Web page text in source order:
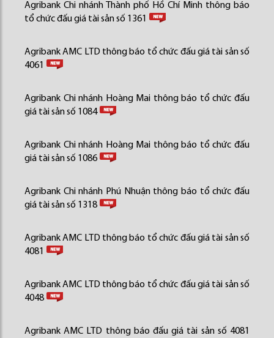
Agribank Chi nhánh Thành phố Hồ Chí Minh thông báo
tổ chức đấu giá tài sản số 1361
Agribank AMC LTD thông báo tổ chức đấu giá tài sản số
4061
Agribank Chi nhánh Hoàng Mai thông báo tổ chức đấu
giá tài sản số 1084
Agribank Chi nhánh Hoàng Mai thông báo tổ chức đấu
giá tài sản số 1086
Agribank Chi nhánh Phú Nhuận thông báo tổ chức đấu
giá tài sản số 1318
Agribank AMC LTD thông báo tổ chức đấu giá tài sản số
4081
Agribank AMC LTD thông báo tổ chức đấu giá tài sản số
4048
Agribank AMC LTD thông báo đấu giá tài sản số 4081